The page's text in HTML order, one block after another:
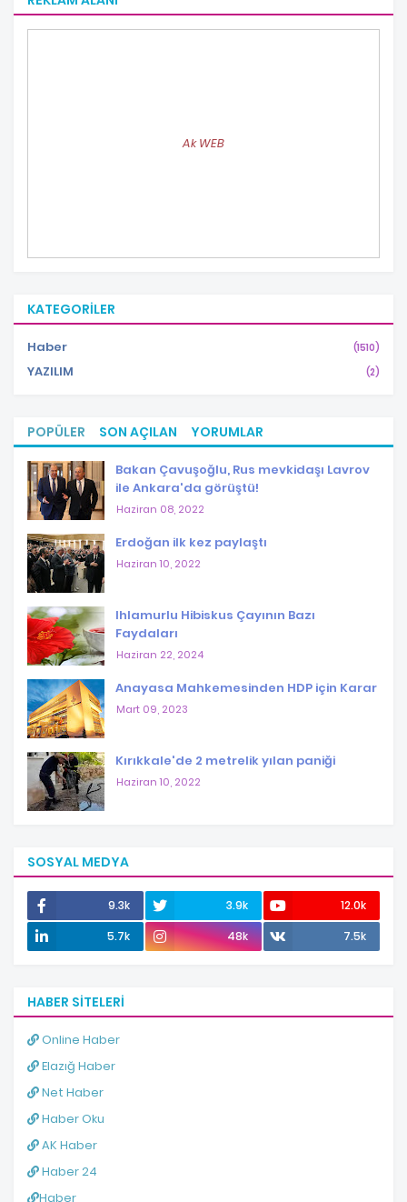
Ak WEB
KATEGORILER
Haber (1510)
YAZILIM (2)
POPÜLER SON AÇILAN YORUMLAR
Bakan Çavuşoğlu, Rus mevkidaşı Lavrov
ile Ankara'da görüştü!
Haziran 08, 2022
Erdoğan ilk kez paylaştı
Haziran 10, 2022
Ihlamurlu Hibiskus Çayının Bazı
Faydaları
Haziran 22, 2024
Anayasa Mahkemesinden HDP için Karar
Mart 09, 2023
Kırıkkale'de 2 metrelik yılan paniği
Haziran 10, 2022
SOSYAL MEDYA
9.3k 3.9k
12.0k
5.7k
48k 7.5k
HABER SITELERI
Online Haber
Elazığ Haber
Net Haber
Haber Oku
AK Haber
Haber 24
Haber